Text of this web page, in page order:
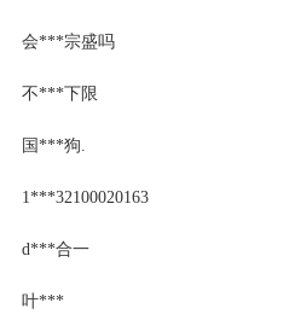
会***宗盛吗
不***下限
国***狗.
1***32100020163
d***合一
叶***